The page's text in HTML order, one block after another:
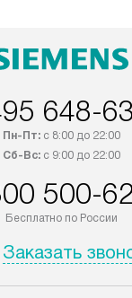
648-
Пн-Пт:с 8:00 до 22:00
Сб-Вс:с 9:00 до 22:00
500-
Бесплатно по России
Заказать